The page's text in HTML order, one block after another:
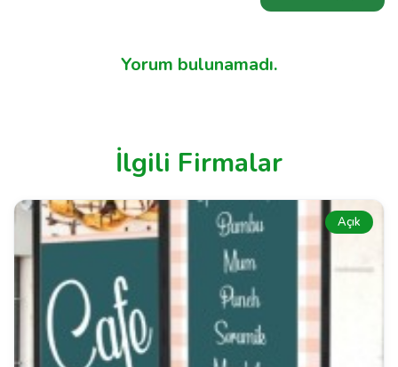
Yorum bulunamadı.
İlgili Firmalar
Açık